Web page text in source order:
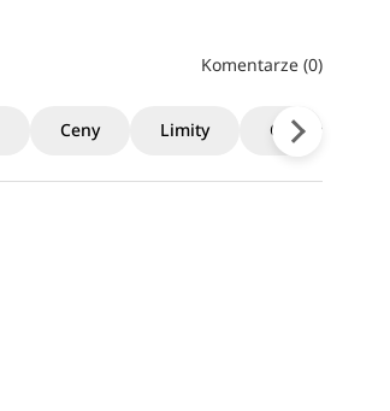
Komentarze (0)
Ceny Limity Czas trwania